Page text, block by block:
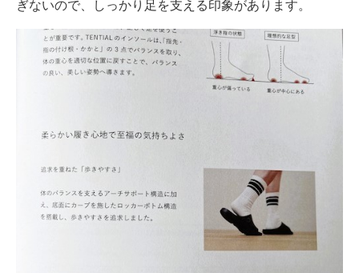
ぎないので、しっかり足を支える印象があります。